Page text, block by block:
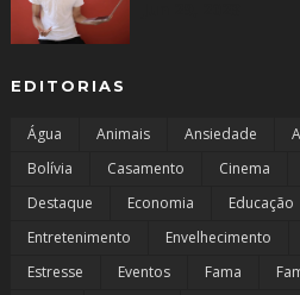
EDITORIAS
Água Animais Ansiedade
Bolívia
Casamento Cinema
Destaque
Economia Educação
Entretenimento
Envelhecimento
Estresse
Eventos Fama